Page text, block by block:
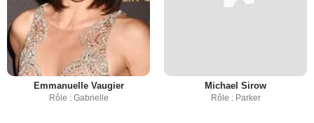
Emmanuelle Vaugier
Rôle : Gabrielle
Michael Sirow
Rôle : Parker